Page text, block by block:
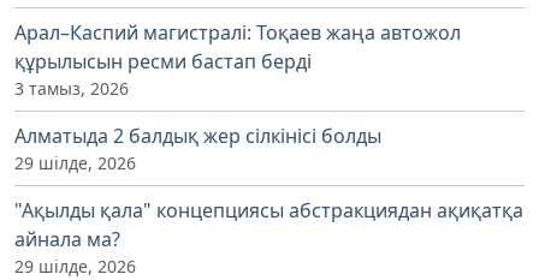
Арал–Каспий магистралі: Тоқаев жаңа автожол
құрылысын ресми бастап берді
3 тамыз, 2026
Алматыда 2 балдық жер сілкінісі болды
29 шілде, 2026
"Ақылды қала" концепциясы абстракциядан ақиқатқа
айнала ма?
29 шілде, 2026